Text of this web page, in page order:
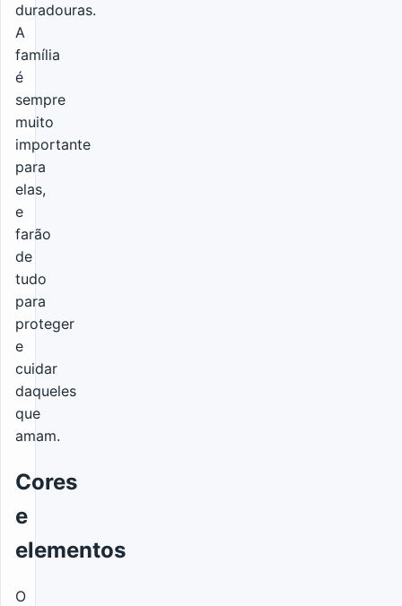
duradouras.
A
família
é
sempre
muito
importante
para
elas,
e
farão
de
tudo
para
proteger
e
cuidar
daqueles
que
amam.
Cores
e
elementos
O